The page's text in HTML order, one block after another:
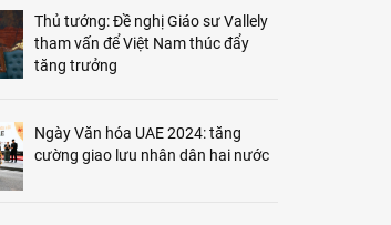
Thủ tướng: Đề nghị Giáo sư Vallely
tham vấn để Việt Nam thúc đẩy
tăng trưởng
Ngày Văn hóa UAE 2024: tăng
cường giao lưu nhân dân hai nước